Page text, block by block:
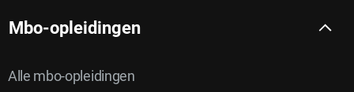
Mbo-opleidingen
Alle mbo-opleidingen